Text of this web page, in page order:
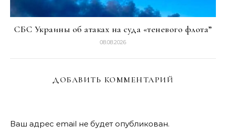
СБС Украины об атаках на суда «теневого флота”
08.08.2026
ДОБАВИТЬ КОММЕНТАРИЙ
Ваш адрес email не будет опубликован.